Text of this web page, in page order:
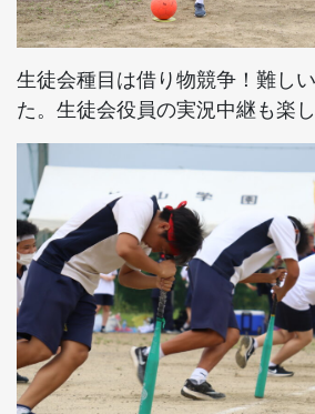
生徒会種目は借り物競争！難し
た。生徒会役員の実況中継も楽